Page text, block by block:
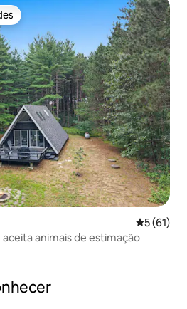
dos hóspedes
5 de uma
5 (61)
animais de estimação